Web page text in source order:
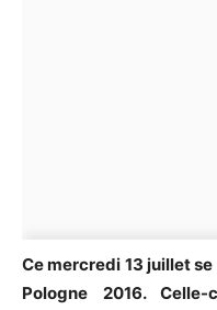
Ce mercredi 13 juillet
Pologne 2016.